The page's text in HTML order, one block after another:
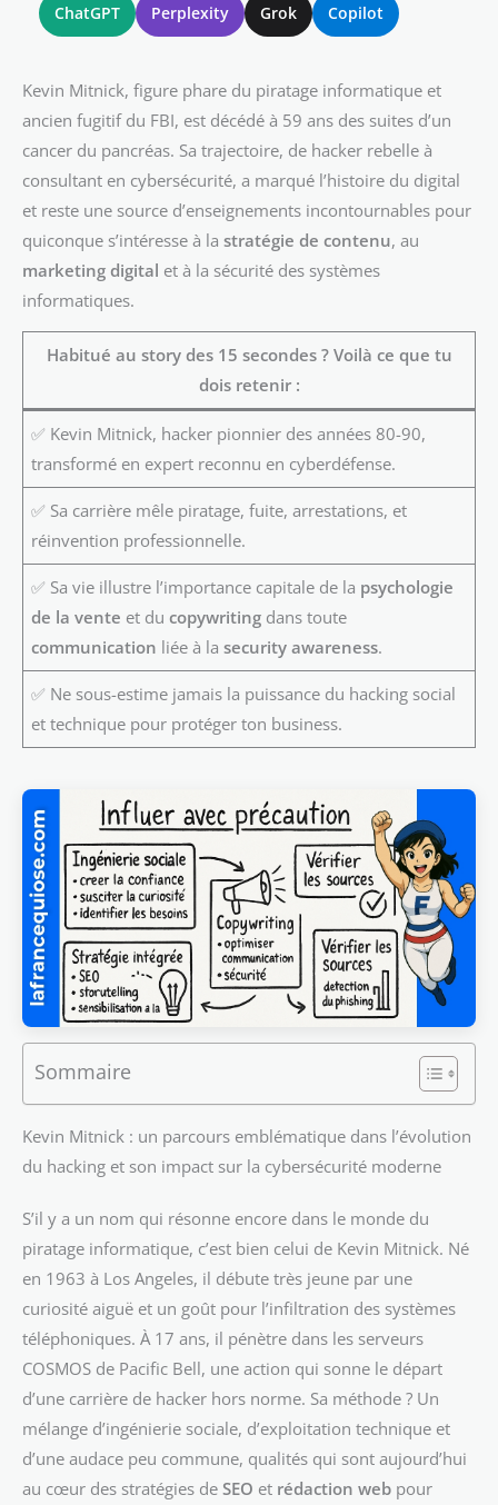
ChatGPT Perplexity Grok Copilot
Kevin Mitnick, figure phare du piratage informatique et
ancien fugitif du FBI, est décédé à 59 ans des suites d’un
cancer du pancréas. Sa trajectoire, de hacker rebelle à
consultant en cybersécurité, a marqué l’histoire du digital
et reste une source d’enseignements incontournables pour
quiconque s’intéresse à la stratégie de contenu, au
marketing digital et à la sécurité des systèmes
informatiques.
Habitué au story des 15 secondes ? Voilà ce que tu
dois retenir :
✅ Kevin Mitnick, hacker pionnier des années 80-90,
transformé en expert reconnu en cyberdéfense.
✅ Sa carrière mêle piratage, fuite, arrestations, et
réinvention professionnelle.
✅ Sa vie illustre l’importance capitale de la psychologie
de la vente et ducopywriting dans toute
communication liée à lasecurity awareness.
✅ Ne sous-estime jamais la puissance du hacking social
et technique pour protéger ton business.
Sommaire
Kevin Mitnick : un parcours emblématique dans l’évolution
du hacking et son impact sur la cybersécurité moderne
S’il y a un nom qui résonne encore dans le monde du
piratage informatique, c’est bien celui de Kevin Mitnick. Né
en 1963 à Los Angeles, il débute très jeune par une
curiosité aiguë et un goût pour l’infiltration des systèmes
téléphoniques. À 17 ans, il pénètre dans les serveurs
COSMOS de Pacific Bell, une action qui sonne le départ
d’une carrière de hacker hors norme. Sa méthode ? Un
mélange d’ingénierie sociale, d’exploitation technique et
d’une audace peu commune, qualités qui sont aujourd’hui
au cœur des stratégies de SEO et rédaction web pour